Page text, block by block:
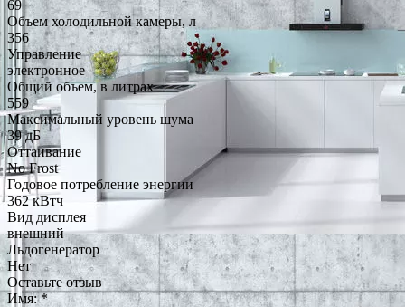
69
Объем холодильной камеры, л
356
Управление
электронное
Общий объем, в литрах
559
Максимальный уровень шума
39 дБ
Оттаивание
No Frost
Годовое потребление энергии
362 кВтч
Вид дисплея
внешний
Льдогенератор
Нет
Оставьте отзыв
Имя:*